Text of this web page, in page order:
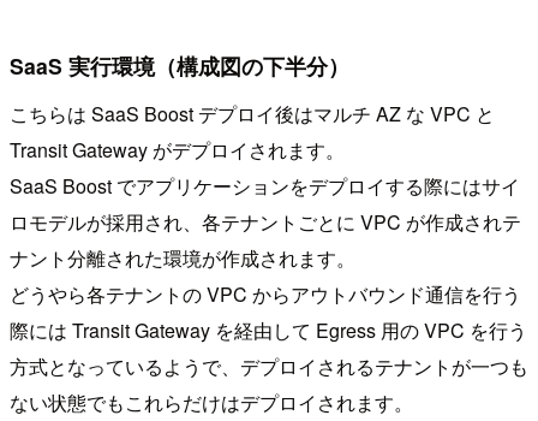
SaaS 実行環境（構成図の下半分）
こちらは SaaS Boost デプロイ後はマルチ AZ な VPC と
Transit Gateway がデプロイされます。
SaaS Boost でアプリケーションをデプロイする際にはサイ
ロモデルが採用され、各テナントごとに VPC が作成されテ
ナント分離された環境が作成されます。
どうやら各テナントの VPC からアウトバウンド通信を行う
際には Transit Gateway を経由して Egress 用の VPC を行う
方式となっているようで、デプロイされるテナントが一つも
ない状態でもこれらだけはデプロイされます。